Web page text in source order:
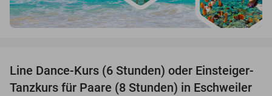
57%
Line Dance-Kurs (6 Stunden) oder Einsteiger-
Tanzkurs für Paare (8 Stunden) in Eschweiler